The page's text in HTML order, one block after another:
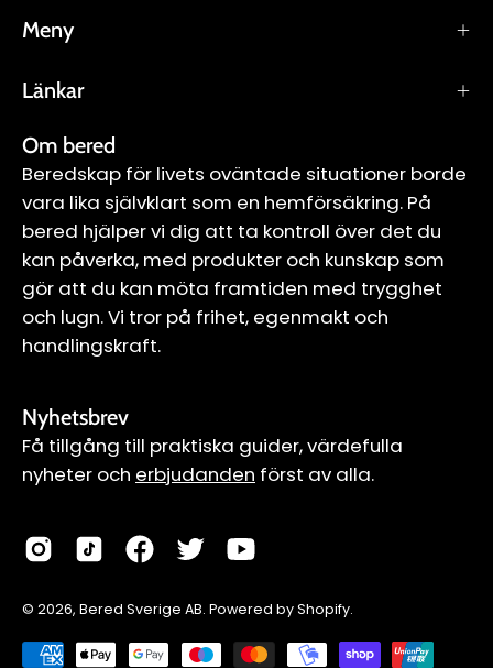
Meny
Länkar
Om bered
Beredskap för livets oväntade situationer borde
vara lika självklart som en hemförsäkring. På
bered hjälper vi dig att ta kontroll över det du
kan påverka, med produkter och kunskap som
gör att du kan möta framtiden med trygghet
och lugn. Vi tror på frihet, egenmakt och
handlingskraft.
Nyhetsbrev
Få tillgång till praktiska guider, värdefulla
nyheter och erbjudanden först av alla.
Land
Språk
© 2026, Bered Sverige AB. Powered byShopify.